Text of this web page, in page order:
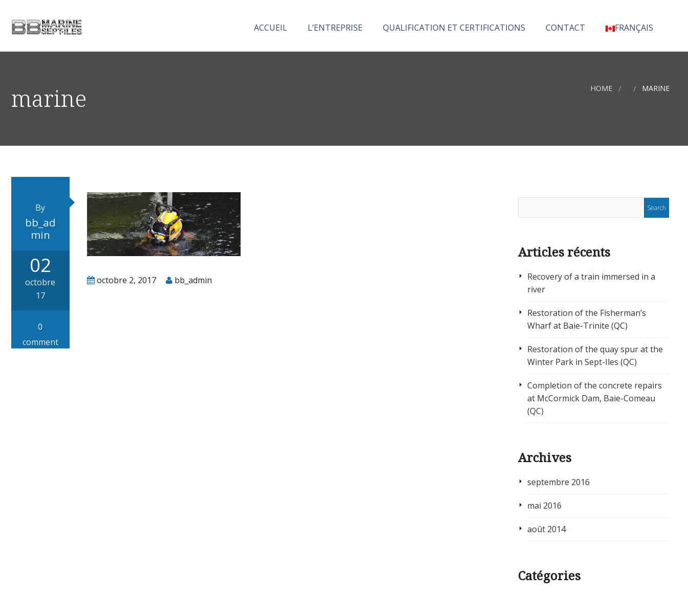
ACCUEIL L’ENTREPRISE QUALIFICATION ET CERTIFICATIONS CONTACT FRANÇAIS
marine HOME MARINE
By
bb_ad
min
02
octobre
17
0
comment
octobre 2, 2017 bb_admin
Articles récents
Recovery of a train immersed in a
river
Restoration of the Fisherman’s
Wharf at Baie-Trinite (QC)
Restoration of the quay spur at the
Winter Park in Sept-Iles (QC)
Completion of the concrete repairs
at McCormick Dam, Baie-Comeau
(QC)
Archives
septembre 2016
mai 2016
août 2014
Catégories